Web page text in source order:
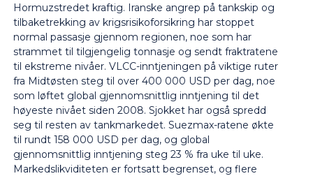
Hormuzstredet kraftig. Iranske angrep på tankskip og
tilbaketrekking av krigsrisikoforsikring har stoppet
normal passasje gjennom regionen, noe som har
strammet til tilgjengelig tonnasje og sendt fraktratene
til ekstreme nivåer. VLCC-inntjeningen på viktige ruter
fra Midtøsten steg til over 400 000 USD per dag, noe
som løftet global gjennomsnittlig inntjening til det
høyeste nivået siden 2008. Sjokket har også spredd
seg til resten av tankmarkedet. Suezmax-ratene økte
til rundt 158 000 USD per dag, og global
gjennomsnittlig inntjening steg 23 % fra uke til uke.
Markedslikviditeten er fortsatt begrenset, og flere